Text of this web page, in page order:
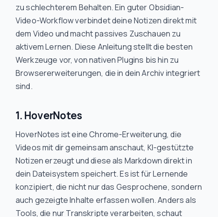
zu schlechterem Behalten. Ein guter Obsidian-
Video-Workflow verbindet deine Notizen direkt mit
dem Video und macht passives Zuschauen zu
aktivem Lernen. Diese Anleitung stellt die besten
Werkzeuge vor, von nativen Plugins bis hin zu
Browsererweiterungen, die in dein Archiv integriert
sind.
1. HoverNotes
HoverNotes ist eine Chrome-Erweiterung, die
Videos mit dir gemeinsam anschaut, KI-gestützte
Notizen erzeugt und diese als Markdown direkt in
dein Dateisystem speichert. Es ist für Lernende
konzipiert, die nicht nur das Gesprochene, sondern
auch gezeigte Inhalte erfassen wollen. Anders als
Tools, die nur Transkripte verarbeiten, schaut